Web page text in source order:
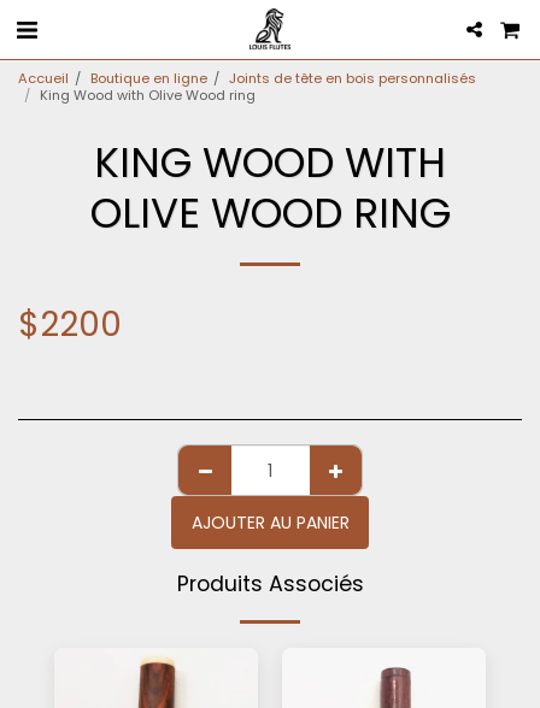
Accueil Boutique en ligne
Joints de tête en bois personnalisés
King Wood with Olive Wood ring
KING WOOD WITH
OLIVE WOOD RING
$2200
AJOUTER AU PANIER
Produits Associés